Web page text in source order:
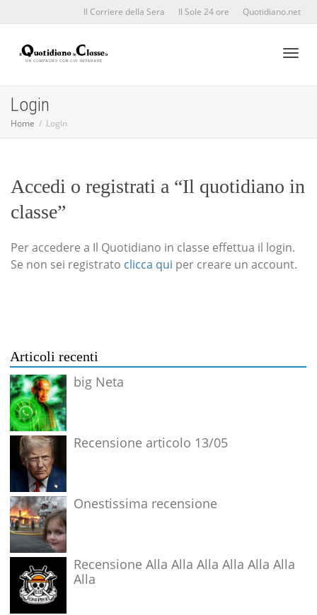
Il Corriere della Sera Il Sole 24 ore Quotidiano.net
Login
Home Login
Accedi o registrati a “Il quotidiano in
classe”
Per accedere a Il Quotidiano in classe effettua il login.
Se non sei registrato clicca qui per creare un account.
Articoli recenti
big Neta
Recensione articolo 13/05
Onestissima recensione
Recensione Alla Alla Alla Alla Alla Alla
Alla